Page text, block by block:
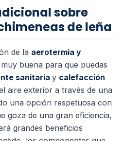
sobre
de leña
de la aerotermia y
buena para que puedas
sanitaria y calefacción
aire exterior a través de una
una opción respetuosa con
goza de una gran eficiencia,
grandes beneficios